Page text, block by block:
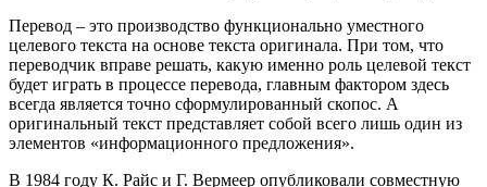
Перевод – это производство функционально уместного
целевого текста на основе текста оригинала. При том, что
переводчик вправе решать, какую именно роль целевой текст
будет играть в процессе перевода, главным фактором здесь
всегда является точно сформулированный скопос. А
оригинальный текст представляет собой всего лишь один из
элементов «информационного предложения».
В 1984 году К. Райс и Г. Вермеер опубликовали совместную